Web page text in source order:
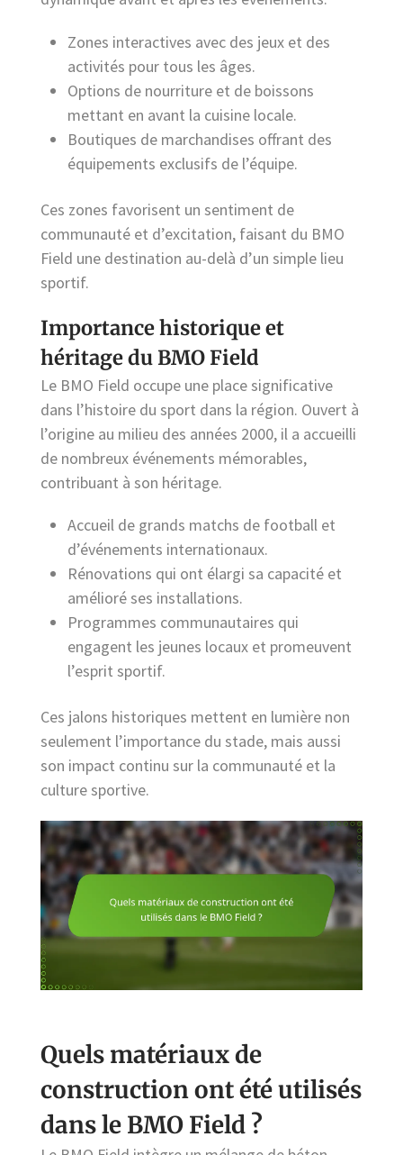
Zones interactives avec des jeux et des
activités pour tous les âges.
Options de nourriture et de boissons
mettant en avant la cuisine locale.
Boutiques de marchandises offrant des
équipements exclusifs de l’équipe.
Ces zones favorisent un sentiment de
communauté et d’excitation, faisant du BMO
Field une destination au-delà d’un simple lieu
sportif.
Importance historique et
héritage du BMO Field
Le BMO Field occupe une place significative
dans l’histoire du sport dans la région. Ouvert à
l’origine au milieu des années 2000, il a accueilli
de nombreux événements mémorables,
contribuant à son héritage.
Accueil de grands matchs de football et
d’événements internationaux.
Rénovations qui ont élargi sa capacité et
amélioré ses installations.
Programmes communautaires qui
engagent les jeunes locaux et promeuvent
l’esprit sportif.
Ces jalons historiques mettent en lumière non
seulement l’importance du stade, mais aussi
son impact continu sur la communauté et la
culture sportive.
Quels matériaux de
construction ont été utilisés
dans le BMO Field ?